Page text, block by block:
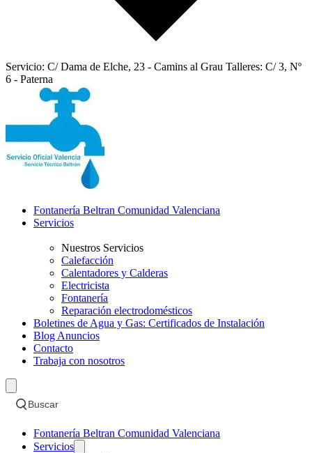
Servicio: C/ Dama de Elche, 23 - Camins al Grau Talleres: C/ 3, Nº
6 - Paterna
Fontanería Beltran Comunidad Valenciana
Servicios
Nuestros Servicios
Calefacción
Calentadores y Calderas
Electricista
Fontanería
Reparación electrodomésticos
Boletines de Agua y Gas: Certificados de Instalación
Blog Anuncios
Contacto
Trabaja con nosotros
Buscar
Fontanería Beltran Comunidad Valenciana
Servicios